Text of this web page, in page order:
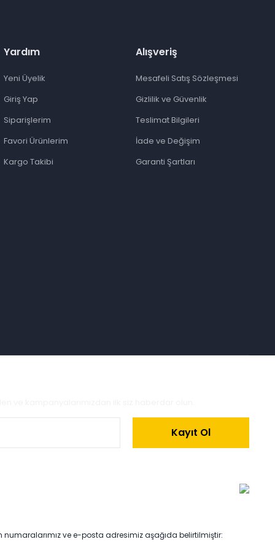
Yardım
Yeni Üyelik
Giriş Yap
Siparişlerim
Favori Ürünlerim
Kargo Takibi
Alışveriş
Mesafeli Satış Sözleşmesi
Gizlilik ve Güvenlik
Teslimat Bilgileri
İade ve Değişim
Garanti Şartları
Kayıt Ol
numaralarımız ve e-posta adresimiz aşağıda belirtilmiştir: